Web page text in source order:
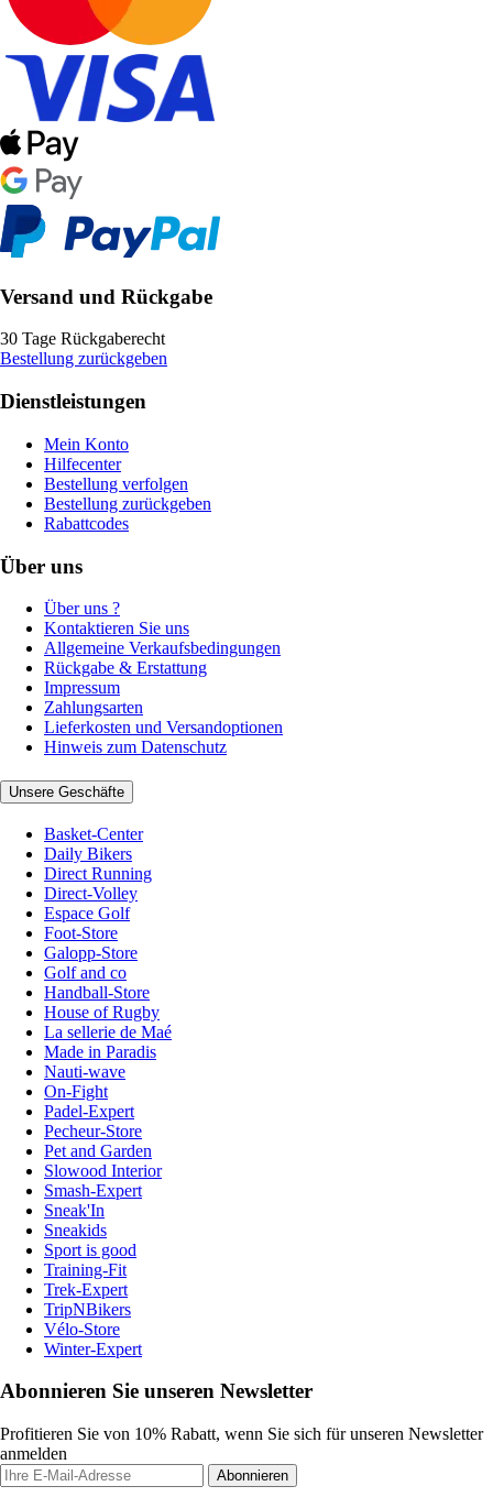
Versand und Rückgabe
30 Tage Rückgaberecht
Bestellung zurückgeben
Dienstleistungen
Mein Konto
Hilfecenter
Bestellung verfolgen
Bestellung zurückgeben
Rabattcodes
Über uns
Über uns ?
Kontaktieren Sie uns
Allgemeine Verkaufsbedingungen
Rückgabe & Erstattung
Impressum
Zahlungsarten
Lieferkosten und Versandoptionen
Hinweis zum Datenschutz
Unsere Geschäfte
Basket-Center
Daily Bikers
Direct Running
Direct-Volley
Espace Golf
Foot-Store
Galopp-Store
Golf and co
Handball-Store
House of Rugby
La sellerie de Maé
Made in Paradis
Nauti-wave
On-Fight
Padel-Expert
Pecheur-Store
Pet and Garden
Slowood Interior
Smash-Expert
Sneak'In
Sneakids
Sport is good
Training-Fit
Trek-Expert
TripNBikers
Vélo-Store
Winter-Expert
Abonnieren Sie unseren Newsletter
Profitieren Sie von 10% Rabatt, wenn Sie sich für unseren Newsletter
anmelden
Abonnieren